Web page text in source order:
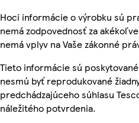
Hoci informácie o výrobku sú
nemá zodpovednosť za
nemá vplyv na Vaše zákonné
Tieto informácie sú
nesmú byť reprodukované
predchádzajúceho súhlasu
náležitého potvrdenia.